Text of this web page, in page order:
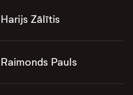
Harijs Zālītis
Raimonds Pauls